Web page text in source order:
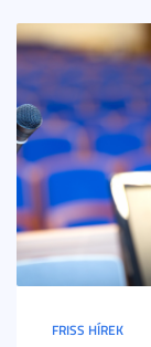
FRISS HÍREK